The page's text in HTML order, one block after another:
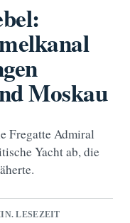
Moskau
Fregatte Admiral
Yacht ab, die
LESEZEIT